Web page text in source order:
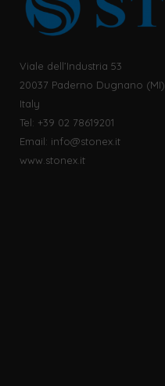
Viale dell’Industria 53
20037 Paderno Dugnano (MI)
Italy
Tel: +39 02 78619201
Email: info@stonex.it
www.stonex.it